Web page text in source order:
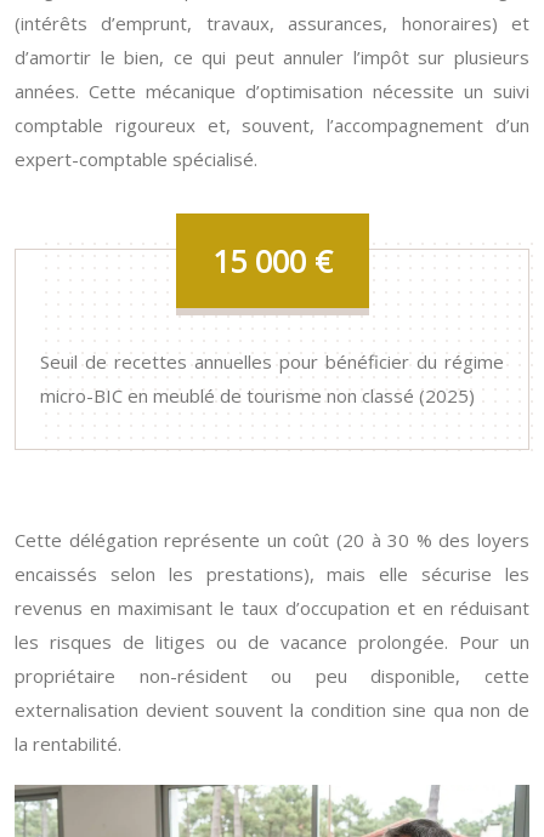
(intérêts d’emprunt, travaux, assurances, honoraires) et
d’amortir le bien, ce qui peut annuler l’impôt sur plusieurs
années. Cette mécanique d’optimisation nécessite un suivi
comptable rigoureux et, souvent, l’accompagnement d’un
expert-comptable spécialisé.
15 000€
Seuil de recettes annuelles pour bénéficier du régime
micro-BIC en meublé de tourisme non classé (2025)
Cette délégation représente un coût (20 à 30 % des loyers
encaissés selon les prestations), mais elle sécurise les
revenus en maximisant le taux d’occupation et en réduisant
les risques de litiges ou de vacance prolongée. Pour un
propriétaire non-résident ou peu disponible, cette
externalisation devient souvent la condition sine qua non de
la rentabilité.